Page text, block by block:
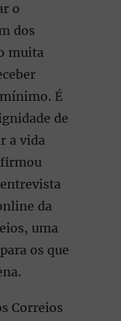
o
dos
muita
É
de
a vida
da
uma
os que
Correios